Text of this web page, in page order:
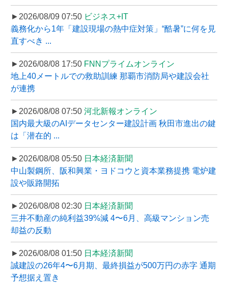
►2026/08/09 07:50 ビジネス+IT
義務化から1年「建設現場の熱中症対策」“酷暑”に何を見
直すべき ...
►2026/08/08 17:50 FNNプライムオンライン
地上40メートルでの救助訓練 那覇市消防局や建設会社
が連携
►2026/08/08 07:50 河北新報オンライン
国内最大級のAIデータセンター建設計画 秋田市進出の鍵
は「潜在的 ...
►2026/08/08 05:50 日本経済新聞
中山製鋼所、阪和興業・ヨドコウと資本業務提携 電炉建
設や販路開拓
►2026/08/08 02:30 日本経済新聞
三井不動産の純利益39%減 4〜6月、高級マンション売
却益の反動
►2026/08/08 01:50 日本経済新聞
誠建設の26年4〜6月期、最終損益が500万円の赤字 通期
予想据え置き